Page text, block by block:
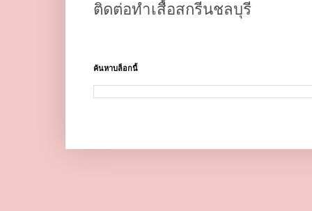
ติดต่อทำเสื้อสกรีนชลบุรี
ค้นหาบล็อกนี้